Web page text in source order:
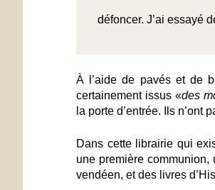
défoncer. J’ai essayé
À l’aide de pavés et de
certainement issus «des
la porte d’entrée. Ils n’ont
Dans cette librairie qui
une première
vendéen, et des livres